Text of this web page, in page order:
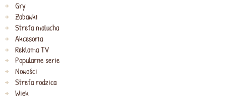
Gry
Zabawki
Strefa malucha
Akcesoria
Reklama TV
Popularne serie
Nowości
Strefa rodzica
Wiek